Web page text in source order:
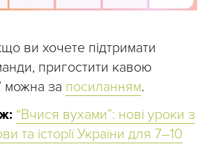
ви хочете підтримати
пригостити кавою
можна за посиланням.
“Вчися вухами”: нові уроки з
та історії України для 7–10